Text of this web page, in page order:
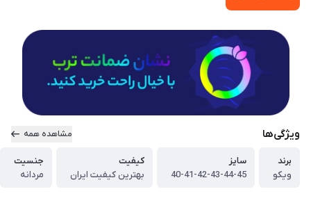
ویژگی‌ها مشاهده همه
برند
ویکو
سایز
40-41-42-43-44-45
کیفیت
بهترین کیفیت ایران
جنسیت
مردانه